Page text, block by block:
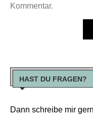
Kommentar.
HAST DU FRAGEN?
Dann schreibe mir